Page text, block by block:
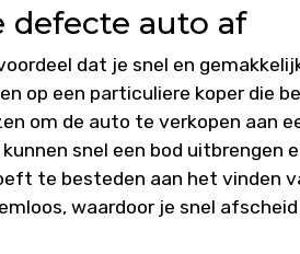
defecte auto af
dat je snel en
op een particuliere koper die
om de auto te verkopen aan
snel een bod uitbrengen
te besteden aan het vinden
waardoor je snel